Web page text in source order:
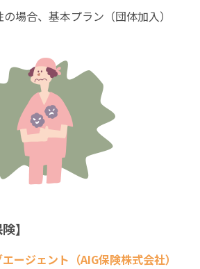
場合、基本プラン（団体加入）
】
ージェント（AIG保険株式会社）